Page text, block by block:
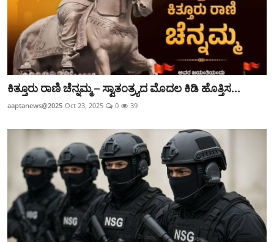
ಕಿತ್ತೂರು ರಾಣಿ ಚೆನ್ನಮ್ಮ – ಸ್ವಾತಂತ್ರ್ಯದ ಮೊದಲ ಕಿಡಿ ಹೊತ್ತಿಸ...
aaptanews@2025 Oct 23, 2025 0 39